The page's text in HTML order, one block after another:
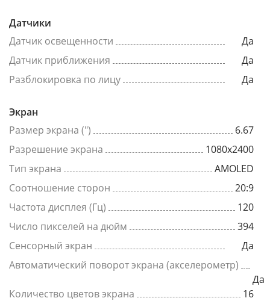
Датчики
Датчик освещенности
Да
Датчик приближения
Да
Разблокировка по лицу
Да
Экран
Размер экрана (")
6.67
Разрешение экрана
1080x2400
Тип экрана
AMOLED
Соотношение сторон
20:9
Частота дисплея (Гц)
120
Число пикселей на дюйм
394
Сенсорный экран
Да
Автоматический поворот экрана (акселерометр)
Да
Количество цветов экрана
16